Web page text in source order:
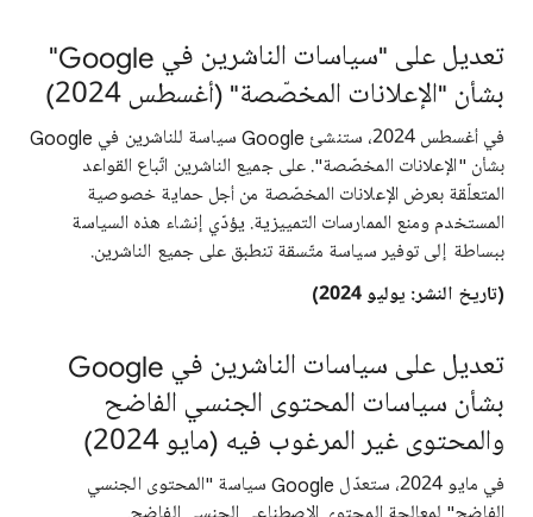
تعديل على "سياسات الناشرين في Google"
بشأن "الإعلانات المخصّصة" (أغسطس 2024)
في أغسطس 2024، ستنشئ Google سياسة للناشرين في Google
بشأن "الإعلانات المخصّصة". على جميع الناشرين اتّباع القواعد
المتعلّقة بعرض الإعلانات المخصّصة من أجل حماية خصوصية
المستخدم ومنع الممارسات التمييزية. يؤدّي إنشاء هذه السياسة
ببساطة إلى توفير سياسة متّسقة تنطبق على جميع الناشرين.
(تاريخ النشر: يوليو 2024)
تعديل على سياسات الناشرين في Google
بشأن سياسات المحتوى الجنسي الفاضح
والمحتوى غير المرغوب فيه (مايو 2024)
في مايو 2024، ستعدّل Google سياسة "المحتوى الجنسي